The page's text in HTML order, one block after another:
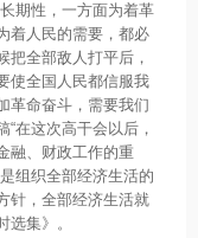
期性，一方面为着革
着人民的需要，都必
把全部敌人打平后，
使全国人民都信服我
革命奋斗，需要我们
在这次高干会以后，
融、财政工作的重
组织全部经济生活的
针，全部经济生活就
选集》。